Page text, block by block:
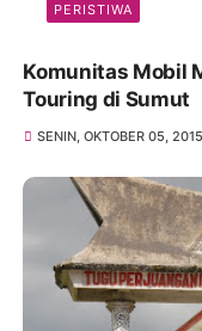
PERISTIWA
Komunitas Mobil
Touring di Sumut
SENIN, OKTOBER 05, 2015